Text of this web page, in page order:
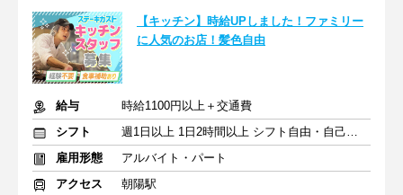
【キッチン】時給UPしました！ファミリー
に人気のお店！髪色自由
給与
時給1100円以上＋交通費
シフト
週1日以上 1日2時間以上 シフト自由・自己申告
雇用形態
アルバイト・パート
アクセス
朝陽駅